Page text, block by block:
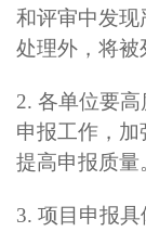
和评审中发
处理外，将被
2. 各单位要高
申报工作，
提高申报质量
3. 项目申报